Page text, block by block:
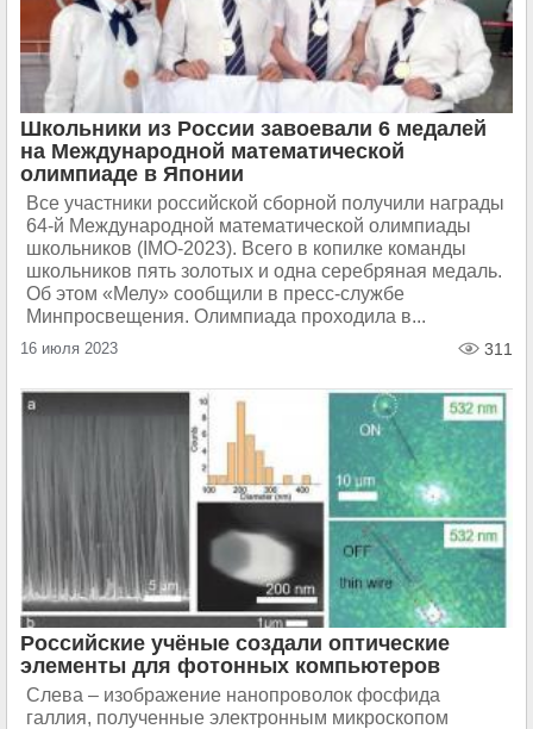
Школьники из России завоевали 6 медалей
на Международной математической
олимпиаде в Японии
Все участники российской сборной получили награды
64-й Международной математической олимпиады
школьников (IMO-2023). Всего в копилке команды
школьников пять золотых и одна серебряная медаль.
Об этом «Мелу» сообщили в пресс-службе
Минпросвещения. Олимпиада проходила в...
16 июля 2023 311
Российские учёные создали оптические
элементы для фотонных компьютеров
Слева – изображение нанопроволок фосфида
галлия, полученные электронным микроскопом